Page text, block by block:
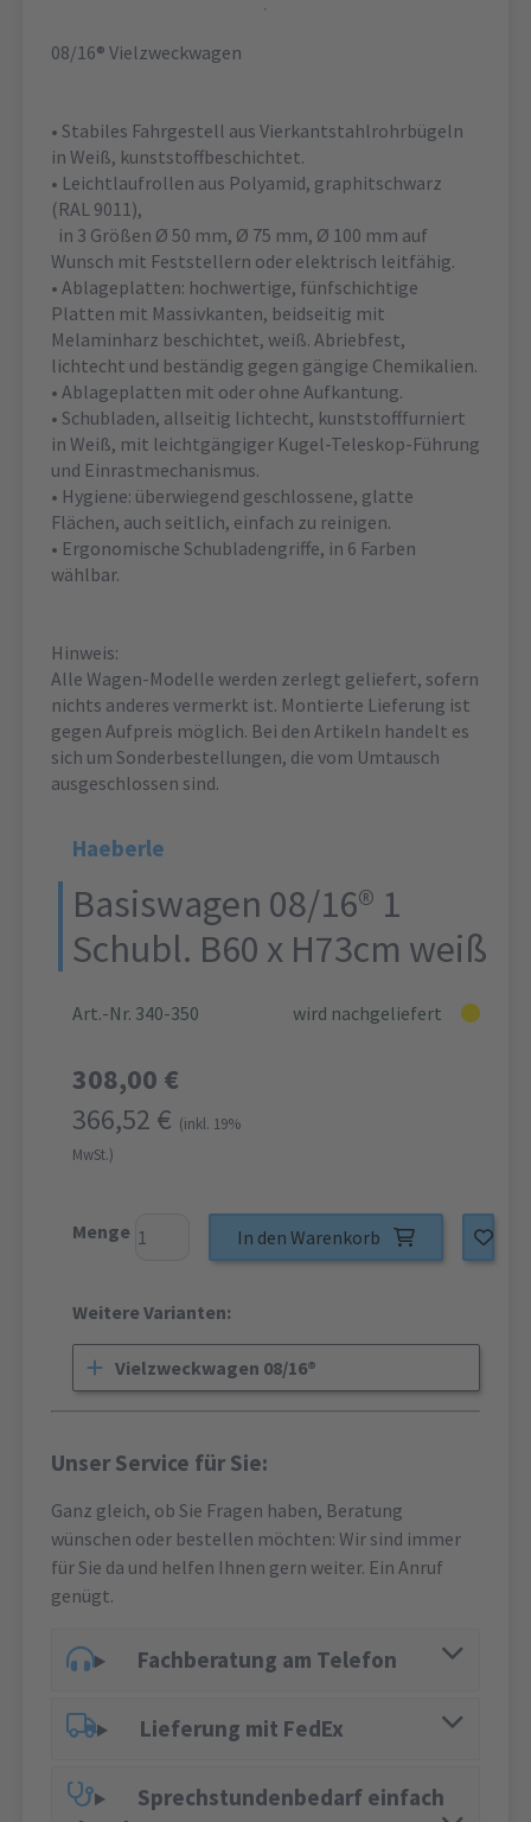
08/16® Vielzweckwagen
• Stabiles Fahrgestell aus Vierkantstahlrohrbügeln
in Weiß, kunststoffbeschichtet.
• Leichtlaufrollen aus Polyamid, graphitschwarz
(RAL 9011),
in 3 Größen Ø 50 mm, Ø 75 mm, Ø 100 mm auf
Wunsch mit Feststellern oder elektrisch leitfähig.
• Ablageplatten: hochwertige, fünfschichtige
Platten mit Massivkanten, beidseitig mit
Melaminharz beschichtet, weiß. Abriebfest,
lichtecht und beständig gegen gängige Chemikalien.
• Ablageplatten mit oder ohne Aufkantung.
• Schubladen, allseitig lichtecht, kunststofffurniert
in Weiß, mit leichtgängiger Kugel-Teleskop-Führung
und Einrastmechanismus.
• Hygiene: überwiegend geschlossene, glatte
Flächen, auch seitlich, einfach zu reinigen.
• Ergonomische Schubladengriffe, in 6 Farben
wählbar.
Hinweis:
Alle Wagen-Modelle werden zerlegt geliefert, sofern
nichts anderes vermerkt ist. Montierte Lieferung ist
gegen Aufpreis möglich. Bei den Artikeln handelt es
sich um Sonderbestellungen, die vom Umtausch
ausgeschlossen sind.
Haeberle
Basiswagen 08/16® 1
Schubl. B60 x H73cm weiß
Art.-Nr. 340-350 wird nachgeliefert
308,00 €
366,52 € (inkl. 19%
MwSt.)
Menge In den Warenkorb
Weitere Varianten:
Vielzweckwagen 08/16®
Unser Service für Sie:
Ganz gleich, ob Sie Fragen haben, Beratung
wünschen oder bestellen möchten: Wir sind immer
für Sie da und helfen Ihnen gern weiter. Ein Anruf
genügt.
Fachberatung am Telefon
Lieferung mit FedEx
Sprechstundenbedarf einfach